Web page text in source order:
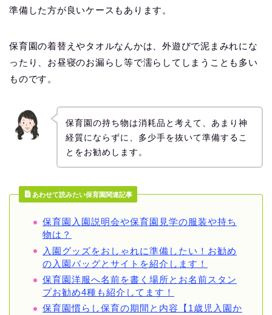
準備した方が良いケースもあります。
保育園の着替えやタオルなんかは、外遊びで泥まみれにな
ったり、お昼寝のお漏らし等で濡らしてしまうことも多い
ものです。
保育園の持ち物は消耗品と考えて、あまり神
経質にならずに、多少手を抜いて準備するこ
とをお勧めします。
あわせて読みたい保育園関連記事
保育園入園説明会や保育園見学の服装や持ち
物は？
入園グッズをおしゃれに準備したい！お勧め
の入園バッグとサイトを紹介します！
保育園洋服へ名前を書く場所とお名前スタン
プお勧め4種も紹介してます！
保育園慣らし保育の期間と内容【1歳児入園か